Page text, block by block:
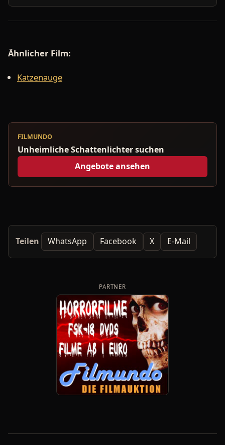
Ähnlicher Film:
Katzenauge
FILMUNDO
Unheimliche Schattenlichter suchen
Angebote ansehen
Teilen WhatsApp Facebook X E-Mail
PARTNER